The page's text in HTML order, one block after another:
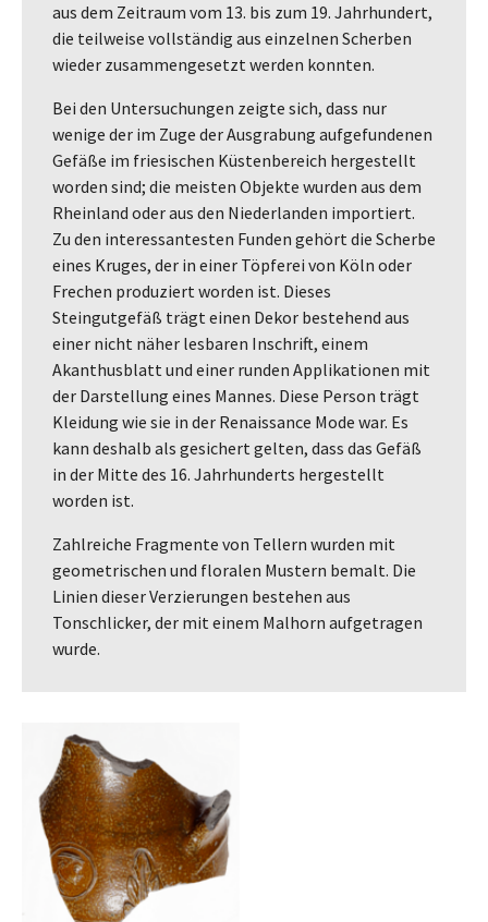
aus dem Zeitraum vom 13. bis zum 19. Jahrhundert,
die teilweise vollständig aus einzelnen Scherben
wieder zusammengesetzt werden konnten.
Bei den Untersuchungen zeigte sich, dass nur
wenige der im Zuge der Ausgrabung aufgefundenen
Gefäße im friesischen Küstenbereich hergestellt
worden sind; die meisten Objekte wurden aus dem
Rheinland oder aus den Niederlanden importiert.
Zu den interessantesten Funden gehört die Scherbe
eines Kruges, der in einer Töpferei von Köln oder
Frechen produziert worden ist. Dieses
Steingutgefäß trägt einen Dekor bestehend aus
einer nicht näher lesbaren Inschrift, einem
Akanthusblatt und einer runden Applikationen mit
der Darstellung eines Mannes. Diese Person trägt
Kleidung wie sie in der Renaissance Mode war. Es
kann deshalb als gesichert gelten, dass das Gefäß
in der Mitte des 16. Jahrhunderts hergestellt
worden ist.
Zahlreiche Fragmente von Tellern wurden mit
geometrischen und floralen Mustern bemalt. Die
Linien dieser Verzierungen bestehen aus
Tonschlicker, der mit einem Malhorn aufgetragen
wurde.